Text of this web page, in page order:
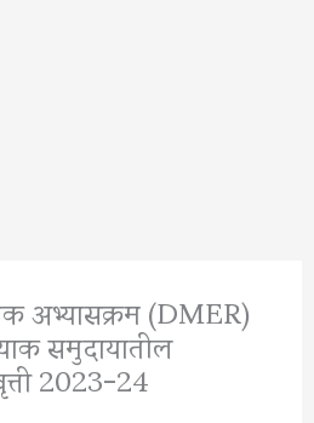
अभ्यासक्रम (DMER)
समुदायातील
2023-24